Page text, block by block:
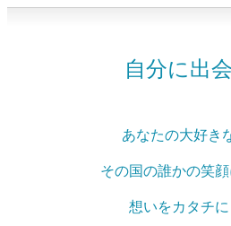
自分に出
あなたの大好き
その国の誰かの笑顔
想いをカタチ